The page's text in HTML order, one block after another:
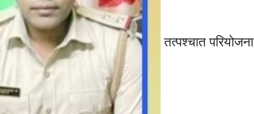
तत्पश्चात परियोजना